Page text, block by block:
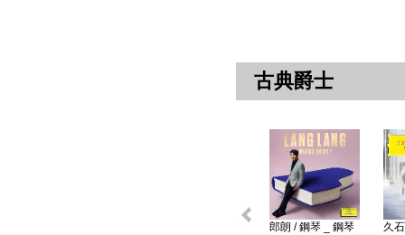
古典爵士
郎朗 / 鋼琴 _ 鋼琴
久